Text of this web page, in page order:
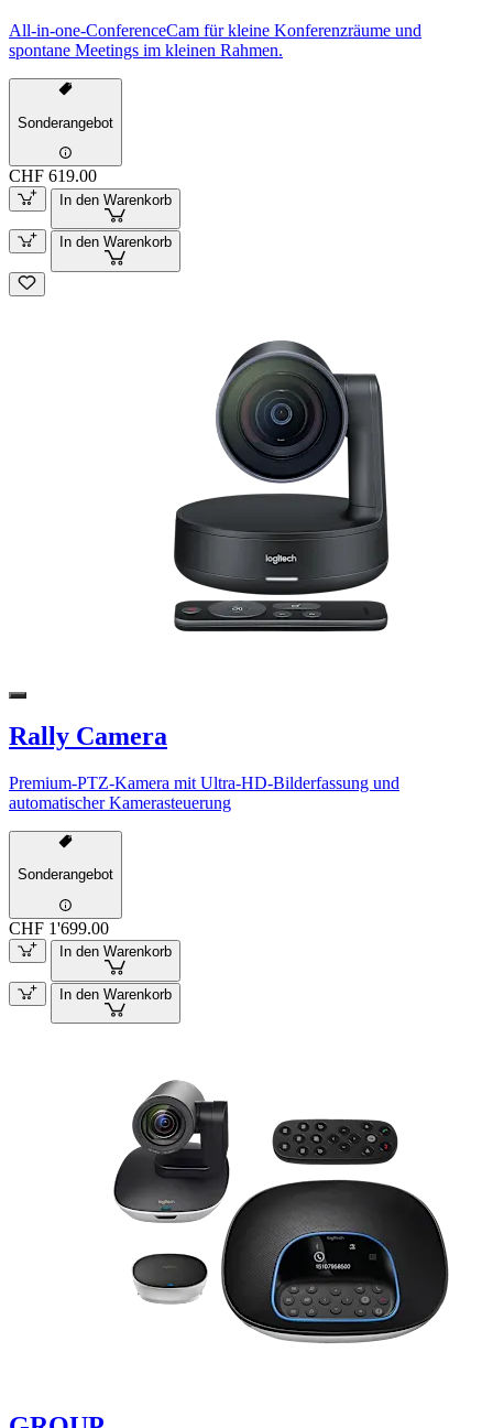
All-in-one-ConferenceCam für kleine Konferenzräume und
spontane Meetings im kleinen Rahmen.
Sonderangebot
CHF 619.00
In den Warenkorb
In den Warenkorb
Rally Camera
Premium-PTZ-Kamera mit Ultra-HD-Bilderfassung und
automatischer Kamerasteuerung
Sonderangebot
CHF 1'699.00
In den Warenkorb
In den Warenkorb